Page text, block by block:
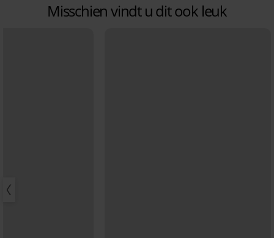
Misschien vindt u dit ook leuk